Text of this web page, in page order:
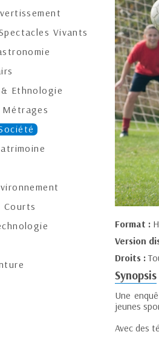
Vivants
Ethnologie
Courts
Format :
Version
Droits :
Synopsis
Une
jeunes
Avec des